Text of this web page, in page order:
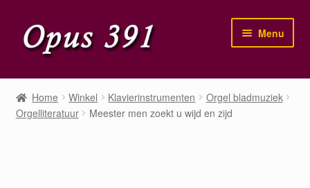
Ga
door
navigatie
Ga
naar
inhoud
Menu
Home
Winkel
Home Winkel Klavierinstrumenten
Orgel bladmuziek
Orgelliteratuur
Meester men zoekt u wijd en zijd